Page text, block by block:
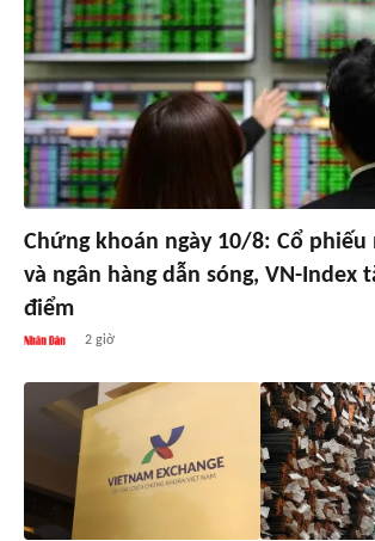
Chứng khoán ngày 10/8: Cổ
và ngân hàng dẫn sóng, VN-Index
điểm
2 giờ